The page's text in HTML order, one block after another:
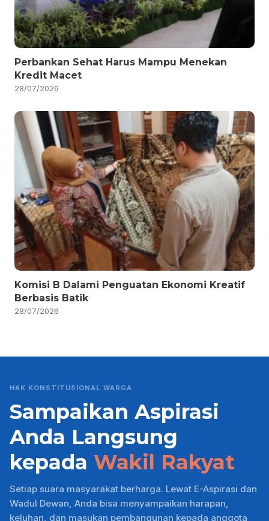
Perbankan Sehat Harus Mampu Menekan
Kredit Macet
28/07/2026
Komisi B Dalami Penguatan Ekonomi Kreatif
Berbasis Batik
28/07/2026
HAK KONSTITUSIONAL WARGA
Sampaikan Aspirasi
Anda Langsung
kepada Wakil Rakyat
Setiap suara masyarakat berharga. Lewat E-Aspirasi dan
Wadul Dewan, Anda bisa menyampaikan harapan,
keluhan, dan masukan pembangunan kepada anggota